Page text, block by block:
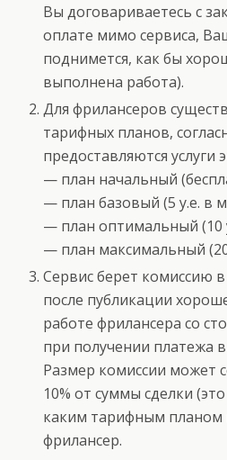
Вы договариваетесь с
оплате мимо сервиса,
поднимется, как бы
выполнена работа).
Для фрилансеров
тарифных планов,
предоставляются услуги
— план начальный
— план базовый (5 у.е. в
— план оптимальный (10
— план максимальный (20
Сервис берет комиссию в
после публикации
работе фрилансера со
при получении платежа в
Размер комиссии может
10% от суммы сделки
каким тарифным планом
фрилансер.